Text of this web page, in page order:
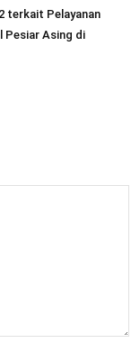
terkait Pelayanan
Pesiar Asing di